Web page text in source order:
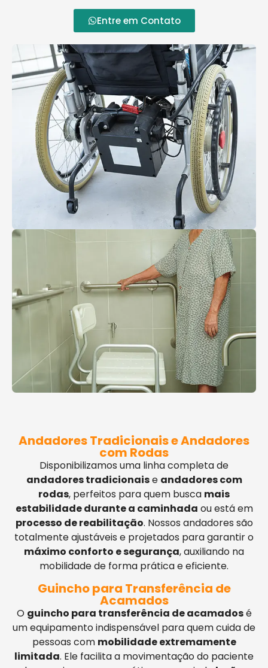
Entre em Contato
Andadores Tradicionais e Andadores
com Rodas
Disponibilizamos uma linha completa de
andadores tradicionaise andadores com
rodas, perfeitos para quem busca mais
estabilidade durante a caminhada ou está em
processo de reabilitação. Nossos andadores são
totalmente ajustáveis e projetados para garantir o
máximo conforto e segurança, auxiliando na
mobilidade de forma prática e eficiente.
Guincho para Transferência de
Acamados
O guincho para transferência de acamadosé
um equipamento indispensável para quem cuida de
pessoas com mobilidade extremamente
limitada. Ele facilita a movimentação do paciente